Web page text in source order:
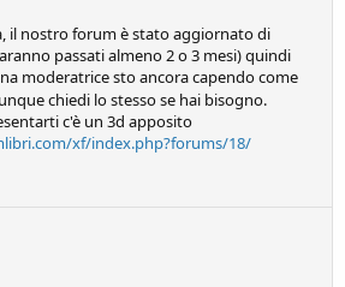
il nostro forum è stato aggiornato di
passati almeno 2 o 3 mesi) quindi
moderatrice sto ancora capendo come
chiedi lo stesso se hai bisogno.
c'è un 3d apposito
xf/index.php?forums/18/